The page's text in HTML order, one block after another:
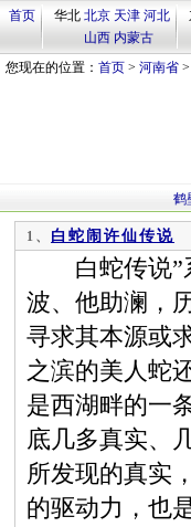
首页 华北 北京 天津 河北
山西 内蒙古
您现在的位置： 首页 > 河南省 >
鹤
1、 白蛇闹许仙传说
白蛇传说”系
波、他助澜，
寻求其本源或
之滨的美人蛇
是西湖畔的一
底几多真实、
所发现的真实
的驱动力，也